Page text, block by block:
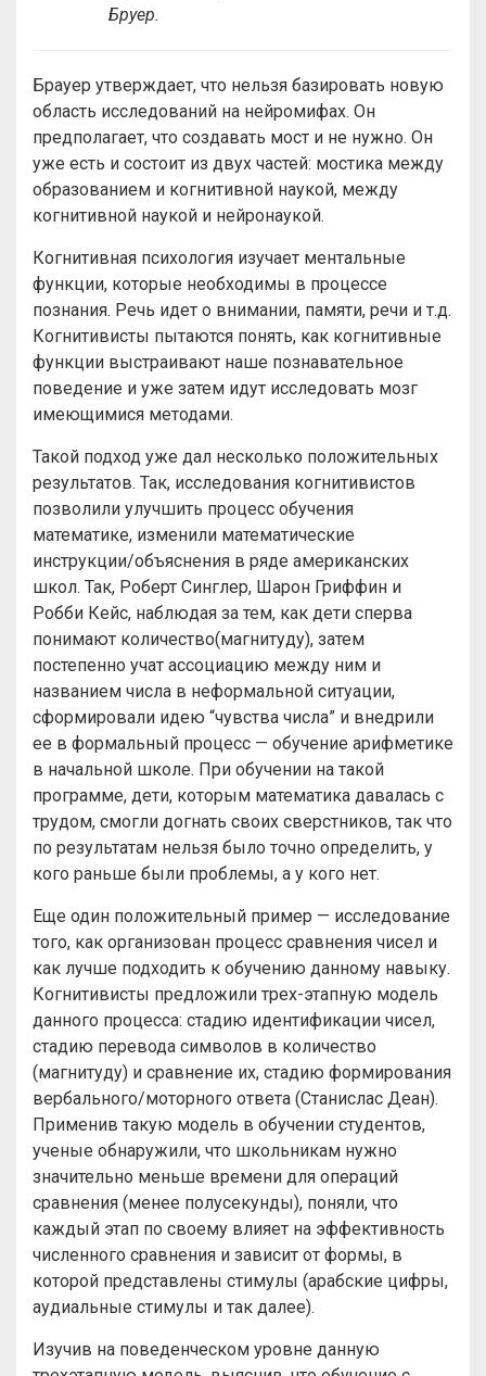
Бруер.
Брауер утверждает, что нельзя базировать новую
область исследований на нейромифах. Он
предполагает, что создавать мост и не нужно. Он
уже есть и состоит из двух частей: мостика между
образованием и когнитивной наукой, между
когнитивной наукой и нейронаукой.
Когнитивная психология изучает ментальные
функции, которые необходимы в процессе
познания. Речь идет о внимании, памяти, речи и т.д.
Когнитивисты пытаются понять, как когнитивные
функции выстраивают наше познавательное
поведение и уже затем идут исследовать мозг
имеющимися методами.
Такой подход уже дал несколько положительных
результатов. Так, исследования когнитивистов
позволили улучшить процесс обучения
математике, изменили математические
инструкции/объяснения в ряде американских
школ. Так, Роберт Синглер, Шарон Гриффин и
Робби Кейс, наблюдая за тем, как дети сперва
понимают количество(магнитуду), затем
постепенно учат ассоциацию между ним и
названием числа в неформальной ситуации,
сформировали идею “чувства числа” и внедрили
ее в формальный процесс — обучение арифметике
в начальной школе. При обучении на такой
программе, дети, которым математика давалась с
трудом, смогли догнать своих сверстников, так что
по результатам нельзя было точно определить, у
кого раньше были проблемы, а у кого нет.
Еще один положительный пример — исследование
того, как организован процесс сравнения чисел и
как лучше подходить к обучению данному навыку.
Когнитивисты предложили трех-этапную модель
данного процесса: стадию идентификации чисел,
стадию перевода символов в количество
(магнитуду) и сравнение их, стадию формирования
вербального/моторного ответа (Станислас Деан).
Применив такую модель в обучении студентов,
ученые обнаружили, что школьникам нужно
значительно меньше времени для операций
сравнения (менее полусекунды), поняли, что
каждый этап по своему влияет на эффективность
численного сравнения и зависит от формы, в
которой представлены стимулы (арабские цифры,
аудиальные стимулы и так далее).
Изучив на поведенческом уровне данную